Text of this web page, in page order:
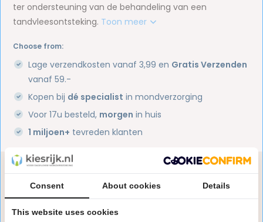
ter ondersteuning van de behandeling van een
tandvleesontsteking. Toon meer
Choose from:
Lage verzendkosten vanaf 3,99 en Gratis Verzenden
vanaf 59.-
Kopen bij dé specialist in mondverzorging
Voor 17u besteld, morgen in huis
1 miljoen+ tevreden klanten
Heb je een vraag over dit product?
Onze specialisten helpen je graag! Spreek ons aan
in de chat of stuur een e-mail.
Consent About cookies Details
This website uses cookies